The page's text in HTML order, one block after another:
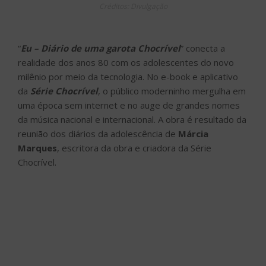
“Eu – Diário de uma garota Chocrível” conecta a
realidade dos anos 80 com os adolescentes do novo
milênio por meio da tecnologia. No e-book e aplicativo
da Série Chocrível, o público moderninho mergulha em
uma época sem internet e no auge de grandes nomes
da música nacional e internacional. A obra é resultado da
reunião dos diários da adolescência de Márcia
Marques, escritora da obra e criadora da Série
Chocrível.